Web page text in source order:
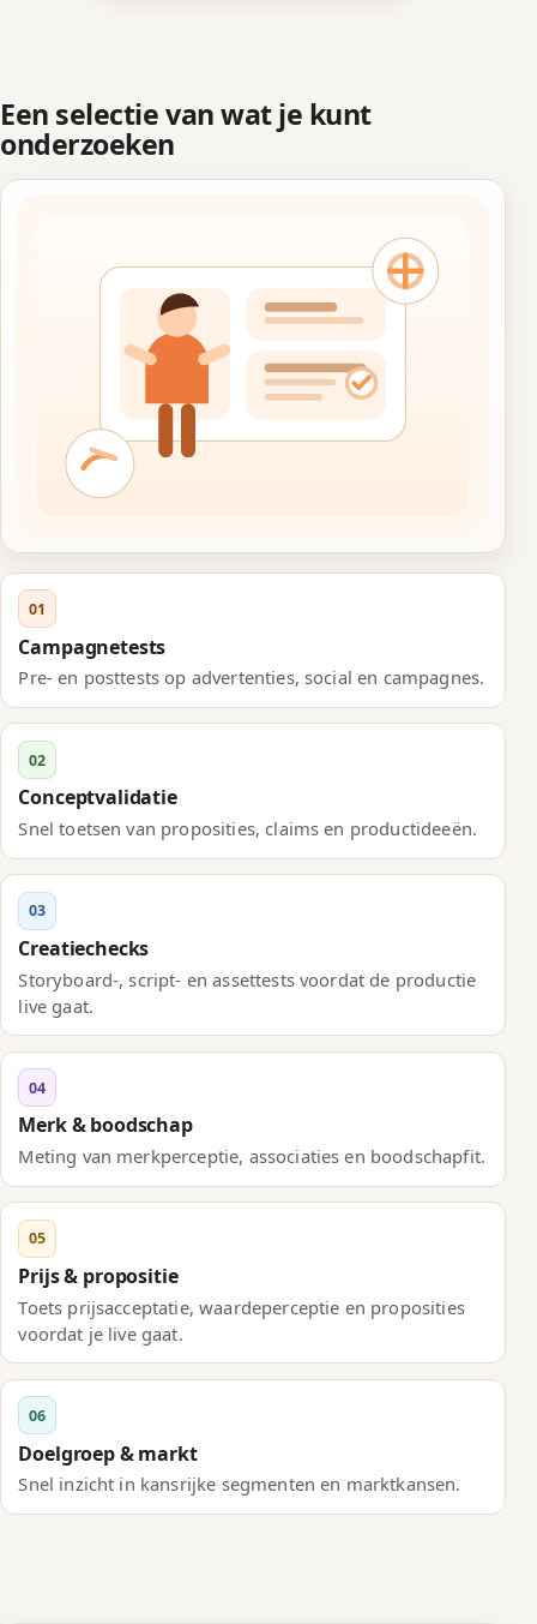
Een selectie van wat je kunt
onderzoeken
01
Campagnetests
Pre- en posttests op advertenties, social en campagnes.
02
Conceptvalidatie
Snel toetsen van proposities, claims en productideeën.
03
Creatiechecks
Storyboard-, script- en assettests voordat de productie
live gaat.
04
Merk & boodschap
Meting van merkperceptie, associaties en boodschapfit.
05
Prijs & propositie
Toets prijsacceptatie, waardeperceptie en proposities
voordat je live gaat.
06
Doelgroep & markt
Snel inzicht in kansrijke segmenten en marktkansen.